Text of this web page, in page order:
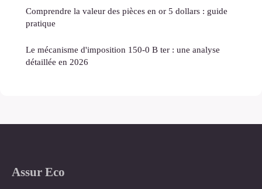
Comprendre la valeur des pièces en or 5 dollars : guide
pratique
Le mécanisme d'imposition 150-0 B ter : une analyse
détaillée en 2026
Assur Eco